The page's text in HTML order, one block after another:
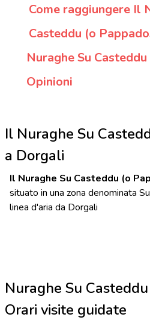
Come raggiungere Il
Casteddu (o
Nuraghe Su
Opinioni
Il Nuraghe Su
a Dorgali
Il Nuraghe Su Casteddu (o
situato in una zona denominata
linea d'aria da Dorgali
Nuraghe Su
Orari visite guidate